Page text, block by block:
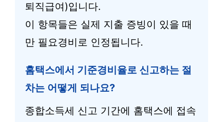
퇴직급여)입니다.
이 항목들은 실제 지출 증빙이 있을 때
만 필요경비로 인정됩니다.
홈택스에서 기준경비율로 신고하는 절
차는 어떻게 되나요?
종합소득세 신고 기간에 홈택스에 접속